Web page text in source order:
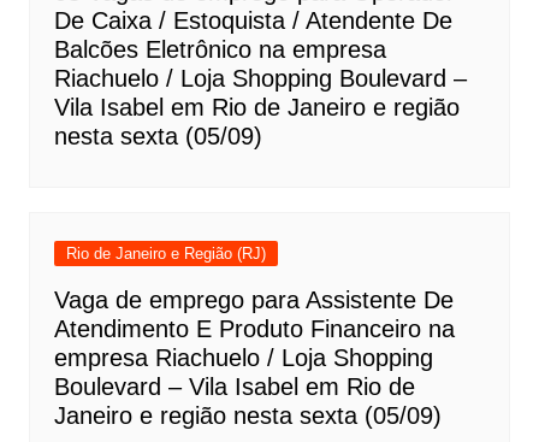
De Caixa / Estoquista / Atendente De
Balcões Eletrônico na empresa
Riachuelo / Loja Shopping Boulevard –
Vila Isabel em Rio de Janeiro e região
nesta sexta (05/09)
Rio de Janeiro e Região (RJ)
Vaga de emprego para Assistente De
Atendimento E Produto Financeiro na
empresa Riachuelo / Loja Shopping
Boulevard – Vila Isabel em Rio de
Janeiro e região nesta sexta (05/09)